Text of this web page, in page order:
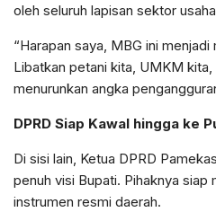
oleh seluruh lapisan sektor
“Harapan saya, MBG ini
Libatkan petani kita, UMKM
menurunkan angka
DPRD Siap Kawal hingga ke
Di sisi lain, Ketua DPRD
penuh visi Bupati. Pihaknya siap
instrumen resmi daerah.